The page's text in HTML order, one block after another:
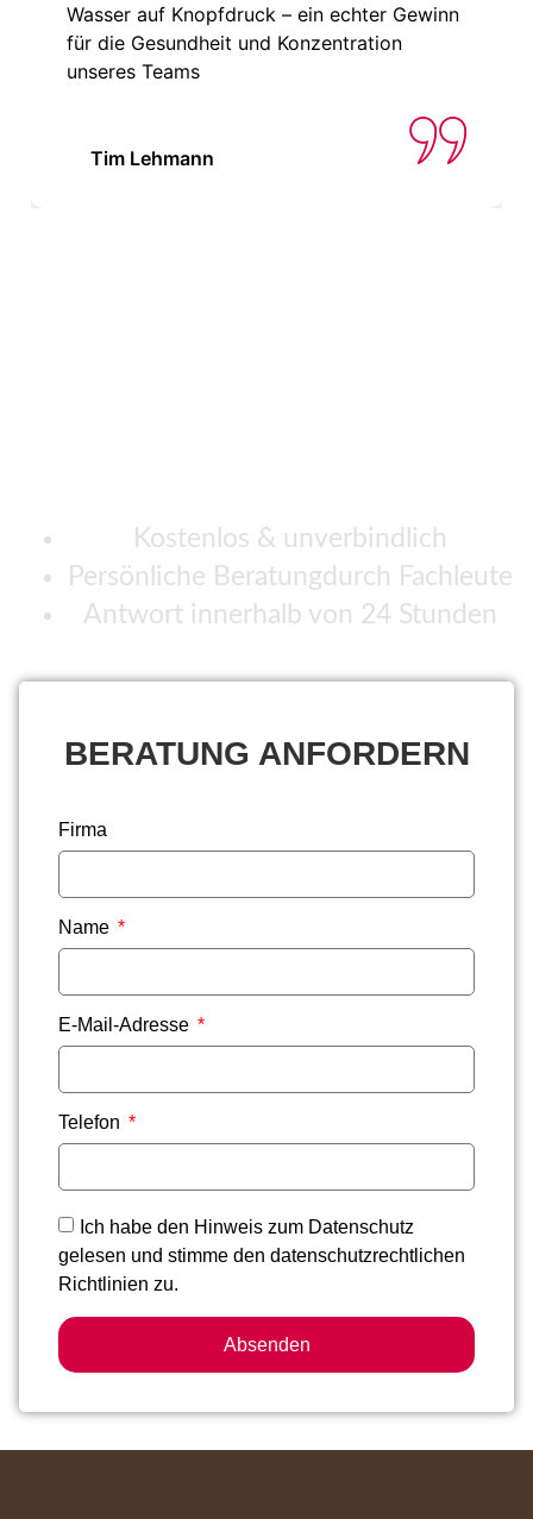
Wasser auf Knopfdruck – ein echter Gewinn
für die Gesundheit und Konzentration
unseres Teams
Tim Lehmann
Kostenlos & unverbindlich
Persönliche Beratungdurch Fachleute
Antwort innerhalb von 24 Stunden
BERATUNG ANFORDERN
Firma
Name
E-Mail-Adresse
Telefon
Ich habe den Hinweis zum Datenschutz
gelesen und stimme den datenschutzrechtlichen
Richtlinien zu.
Absenden